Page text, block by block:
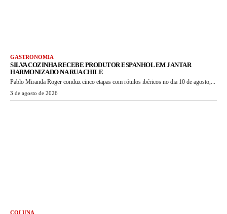
GASTRONOMIA
SILVA COZINHA RECEBE PRODUTOR ESPANHOL EM JANTAR
HARMONIZADO NA RUA CHILE
Pablo Miranda Roger conduz cinco etapas com rótulos ibéricos no dia 10 de agosto,...
3 de agosto de 2026
COLUNA